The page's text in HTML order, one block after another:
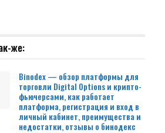
же:
Binodex — обзор платформы для
торговли Digital Options и крипто-
фьючерсами, как работает
платформа, регистрация и вход в
личный кабинет, преимущества и
недостатки, отзывы о бинодекс